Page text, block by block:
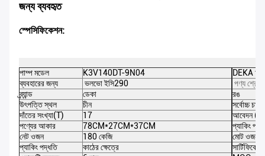
জন্য ব্যবহৃত
স্পেসিফিকেশন:
পাম্প মডেল
K3V140DT-9N04
ব্যবহারের জন্য
ভলভো ইসি290
ব্র্যান্ড
ডেকা
উৎপত্তি স্থল
চীন
দাঁতের সংখ্যা(T)
17
পণ্যের আকার
78CM*27CM*37CM
নেট ওজন
180 কেজি
প্যাকিং পদ্ধতি
কাঠের ক্ষেত্রে
DEKA
পণ্য শ্রেণী
রঙ
সর্বোচ্চ
আবেদন
প্যাকিং
মোট ওজন
সার্টিফিকেশন